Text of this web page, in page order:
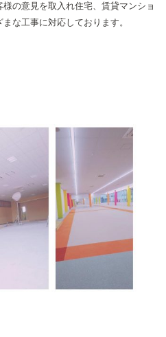
の意見を取入れ住宅、賃貸マンショ
な工事に対応しております。